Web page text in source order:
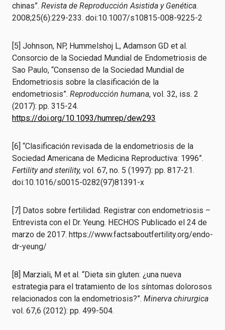
chinas”. Revista de Reproducción Asistida y Genética.
2008;25(6):229-233. doi:10.1007/s10815-008-9225-2
[5] Johnson, NP, Hummelshoj L, Adamson GD et al.
Consorcio de la Sociedad Mundial de Endometriosis de
Sao Paulo, “Consenso de la Sociedad Mundial de
Endometriosis sobre la clasificación de la
endometriosis”. Reproducción humana, vol. 32, iss. 2
(2017): pp. 315-24.
https://doi.org/10.1093/humrep/dew293
[6] “Clasificación revisada de la endometriosis de la
Sociedad Americana de Medicina Reproductiva: 1996”.
Fertility and sterility, vol. 67, no. 5 (1997): pp. 817-21.
doi:10.1016/s0015-0282(97)81391-x
[7] Datos sobre fertilidad. Registrar con endometriosis –
Entrevista con el Dr. Yeung. HECHOS Publicado el 24 de
marzo de 2017. https://www.factsaboutfertility.org/endo-
dr-yeung/
[8] Marziali, M et al. “Dieta sin gluten: ¿una nueva
estrategia para el tratamiento de los síntomas dolorosos
relacionados con la endometriosis?”. Minerva chirurgica
vol. 67,6 (2012): pp. 499-504.